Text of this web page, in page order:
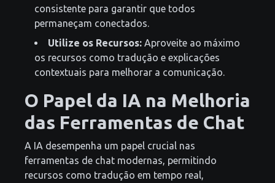
consistente para garantir que todos
permaneçam conectados.
Utilize os Recursos: Aproveite ao máximo
os recursos como tradução e explicações
contextuais para melhorar a comunicação.
O Papel da IA na Melhoria
das Ferramentas de Chat
A IA desempenha um papel crucial nas
ferramentas de chat modernas, permitindo
recursos como tradução em tempo real,